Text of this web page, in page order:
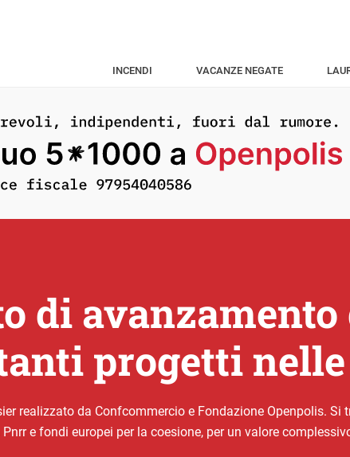
INCENDI VACANZE NEGATE
di
progetti
realizzato da Confcommercio e Fondazione Openpolis.
e fondi europei per la coesione, per un valore